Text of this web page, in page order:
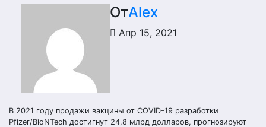
ОтAlex
Апр 15, 2021
В 2021 году продажи вакцины от COVID-19 разработки
Pfizer/BioNTech достигнут 24,8 млрд долларов, прогнозируют